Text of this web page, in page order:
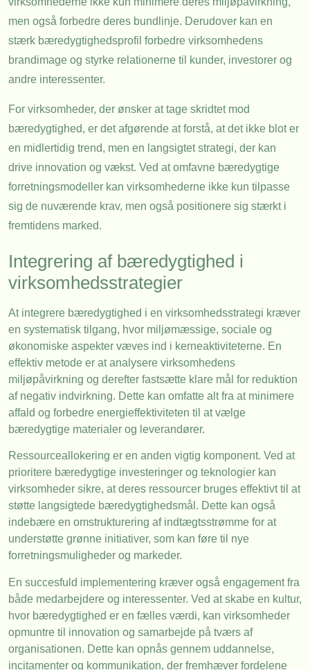
men også forbedre deres bundlinje. Derudover kan en
stærk bæredygtighedsprofil forbedre virksomhedens
brandimage og styrke relationerne til kunder, investorer og
andre interessenter.
For virksomheder, der ønsker at tage skridtet mod
bæredygtighed, er det afgørende at forstå, at det ikke blot er
en midlertidig trend, men en langsigtet strategi, der kan
drive innovation og vækst. Ved at omfavne bæredygtige
forretningsmodeller kan virksomhederne ikke kun tilpasse
sig de nuværende krav, men også positionere sig stærkt i
fremtidens marked.
Integrering af bæredygtighed i
virksomhedsstrategier
At integrere bæredygtighed i en virksomhedsstrategi kræver
en systematisk tilgang, hvor miljømæssige, sociale og
økonomiske aspekter væves ind i kerneaktiviteterne. En
effektiv metode er at analysere virksomhedens
miljøpåvirkning og derefter fastsætte klare mål for reduktion
af negativ indvirkning. Dette kan omfatte alt fra at minimere
affald og forbedre energieffektiviteten til at vælge
bæredygtige materialer og leverandører.
Ressourceallokering er en anden vigtig komponent. Ved at
prioritere bæredygtige investeringer og teknologier kan
virksomheder sikre, at deres ressourcer bruges effektivt til at
støtte langsigtede bæredygtighedsmål. Dette kan også
indebære en omstrukturering af indtægtsstrømme for at
understøtte grønne initiativer, som kan føre til nye
forretningsmuligheder og markeder.
En succesfuld implementering kræver også engagement fra
både medarbejdere og interessenter. Ved at skabe en kultur,
hvor bæredygtighed er en fælles værdi, kan virksomheder
opmuntre til innovation og samarbejde på tværs af
organisationen. Dette kan opnås gennem uddannelse,
incitamenter og kommunikation, der fremhæver fordelene